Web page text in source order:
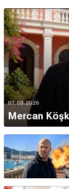
07.08.2026
Mercan